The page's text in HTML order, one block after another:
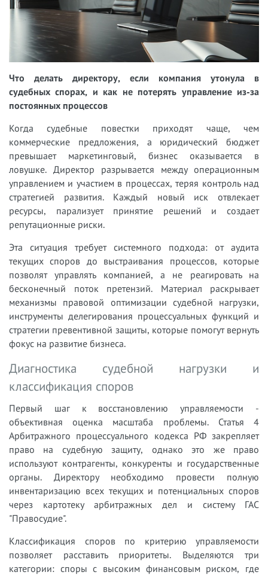
Что делать директору, если компания утонула в
судебных спорах, и как не потерять управление из-за
постоянных процессов
Когда судебные повестки приходят чаще, чем
коммерческие предложения, а юридический бюджет
превышает маркетинговый, бизнес оказывается в
ловушке. Директор разрывается между операционным
управлением и участием в процессах, теряя контроль над
стратегией развития. Каждый новый иск отвлекает
ресурсы, парализует принятие решений и создает
репутационные риски.
Эта ситуация требует системного подхода: от аудита
текущих споров до выстраивания процессов, которые
позволят управлять компанией, а не реагировать на
бесконечный поток претензий. Материал раскрывает
механизмы правовой оптимизации судебной нагрузки,
инструменты делегирования процессуальных функций и
стратегии превентивной защиты, которые помогут вернуть
фокус на развитие бизнеса.
Диагностика судебной нагрузки и
классификация споров
Первый шаг к восстановлению управляемости -
объективная оценка масштаба проблемы. Статья 4
Арбитражного процессуального кодекса РФ закрепляет
право на судебную защиту, однако это же право
используют контрагенты, конкуренты и государственные
органы. Директору необходимо провести полную
инвентаризацию всех текущих и потенциальных споров
через картотеку арбитражных дел и систему ГАС
"Правосудие".
Классификация споров по критерию управляемости
позволяет расставить приоритеты. Выделяются три
категории: споры с высоким финансовым риском, где